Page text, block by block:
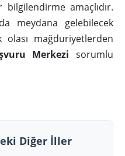
amaçlıdır.
meydana gelebilecek
olası mağduriyetlerden
Merkezi sorumlu
Diğer İller